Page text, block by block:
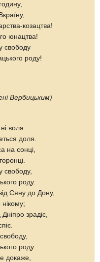
козацтва!
юнацтва!
свободу
роду!
Вербицьким)
воля.
доля.
на сонці,
свободу,
роду.
Сяну до Дону,
зрадіє,
роду.
докаже,